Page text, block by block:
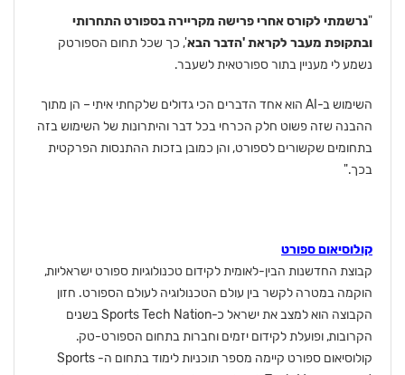
"נרשמתי לקורס אחרי פרישה מקריירה בספורט התחרותי
ובתקופת מעבר לקראת 'הדבר הבא', כך שכל תחום הספורטק
נשמע לי מעניין בתור ספורטאית לשעבר.
השימוש ב-AI הוא אחד הדברים הכי גדולים שלקחתי איתי – הן מתוך
ההבנה שזה פשוט חלק הכרחי בכל דבר והיתרונות של השימוש בזה
בתחומים שקשורים לספורט, והן כמובן בזכות ההתנסות הפרקטית
בכך."
קולוסיאום ספורט
קבוצת החדשנות הבין-לאומית לקידום טכנולוגיות ספורט ישראליות,
הוקמה במטרה לקשר בין עולם הטכנולוגיה לעולם הספורט. חזון
הקבוצה הוא למצב את ישראל כ-Sports Tech Nation בשנים
הקרובות, ופועלת לקידום יזמים וחברות בתחום הספורט-טק.
קולוסיאום ספורט קיימה מספר תוכניות לימוד בתחום ה- Sports